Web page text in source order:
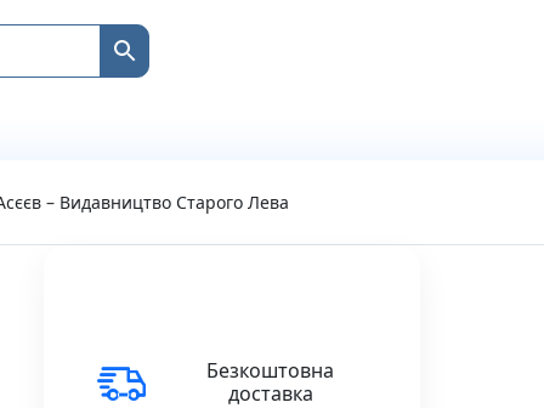
– Видавництво Старого Лева
Безкоштовна
доставка